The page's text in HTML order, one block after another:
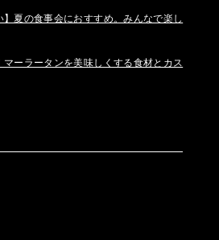
】夏の食事会におすすめ。みんなで楽し
ーラータンを美味しくする食材とカス